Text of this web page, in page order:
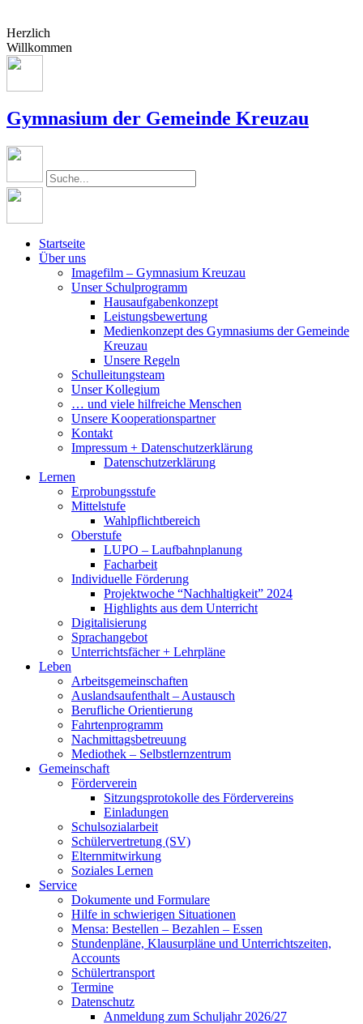
Herzlich
Willkommen
Gymnasium der Gemeinde Kreuzau
Startseite
Über uns
Imagefilm – Gymnasium Kreuzau
Unser Schulprogramm
Hausaufgabenkonzept
Leistungsbewertung
Medienkonzept des Gymnasiums der Gemeinde
Kreuzau
Unsere Regeln
Schulleitungsteam
Unser Kollegium
… und viele hilfreiche Menschen
Unsere Kooperationspartner
Kontakt
Impressum + Datenschutzerklärung
Datenschutzerklärung
Lernen
Erprobungsstufe
Mittelstufe
Wahlpflichtbereich
Oberstufe
LUPO – Laufbahnplanung
Facharbeit
Individuelle Förderung
Projektwoche “Nachhaltigkeit” 2024
Highlights aus dem Unterricht
Digitalisierung
Sprachangebot
Unterrichtsfächer + Lehrpläne
Leben
Arbeitsgemeinschaften
Auslandsaufenthalt – Austausch
Berufliche Orientierung
Fahrtenprogramm
Nachmittagsbetreuung
Mediothek – Selbstlernzentrum
Gemeinschaft
Förderverein
Sitzungsprotokolle des Fördervereins
Einladungen
Schulsozialarbeit
Schülervertretung (SV)
Elternmitwirkung
Soziales Lernen
Service
Dokumente und Formulare
Hilfe in schwierigen Situationen
Mensa: Bestellen – Bezahlen – Essen
Stundenpläne, Klausurpläne und Unterrichtszeiten,
Accounts
Schülertransport
Termine
Datenschutz
Anmeldung zum Schuljahr 2026/27